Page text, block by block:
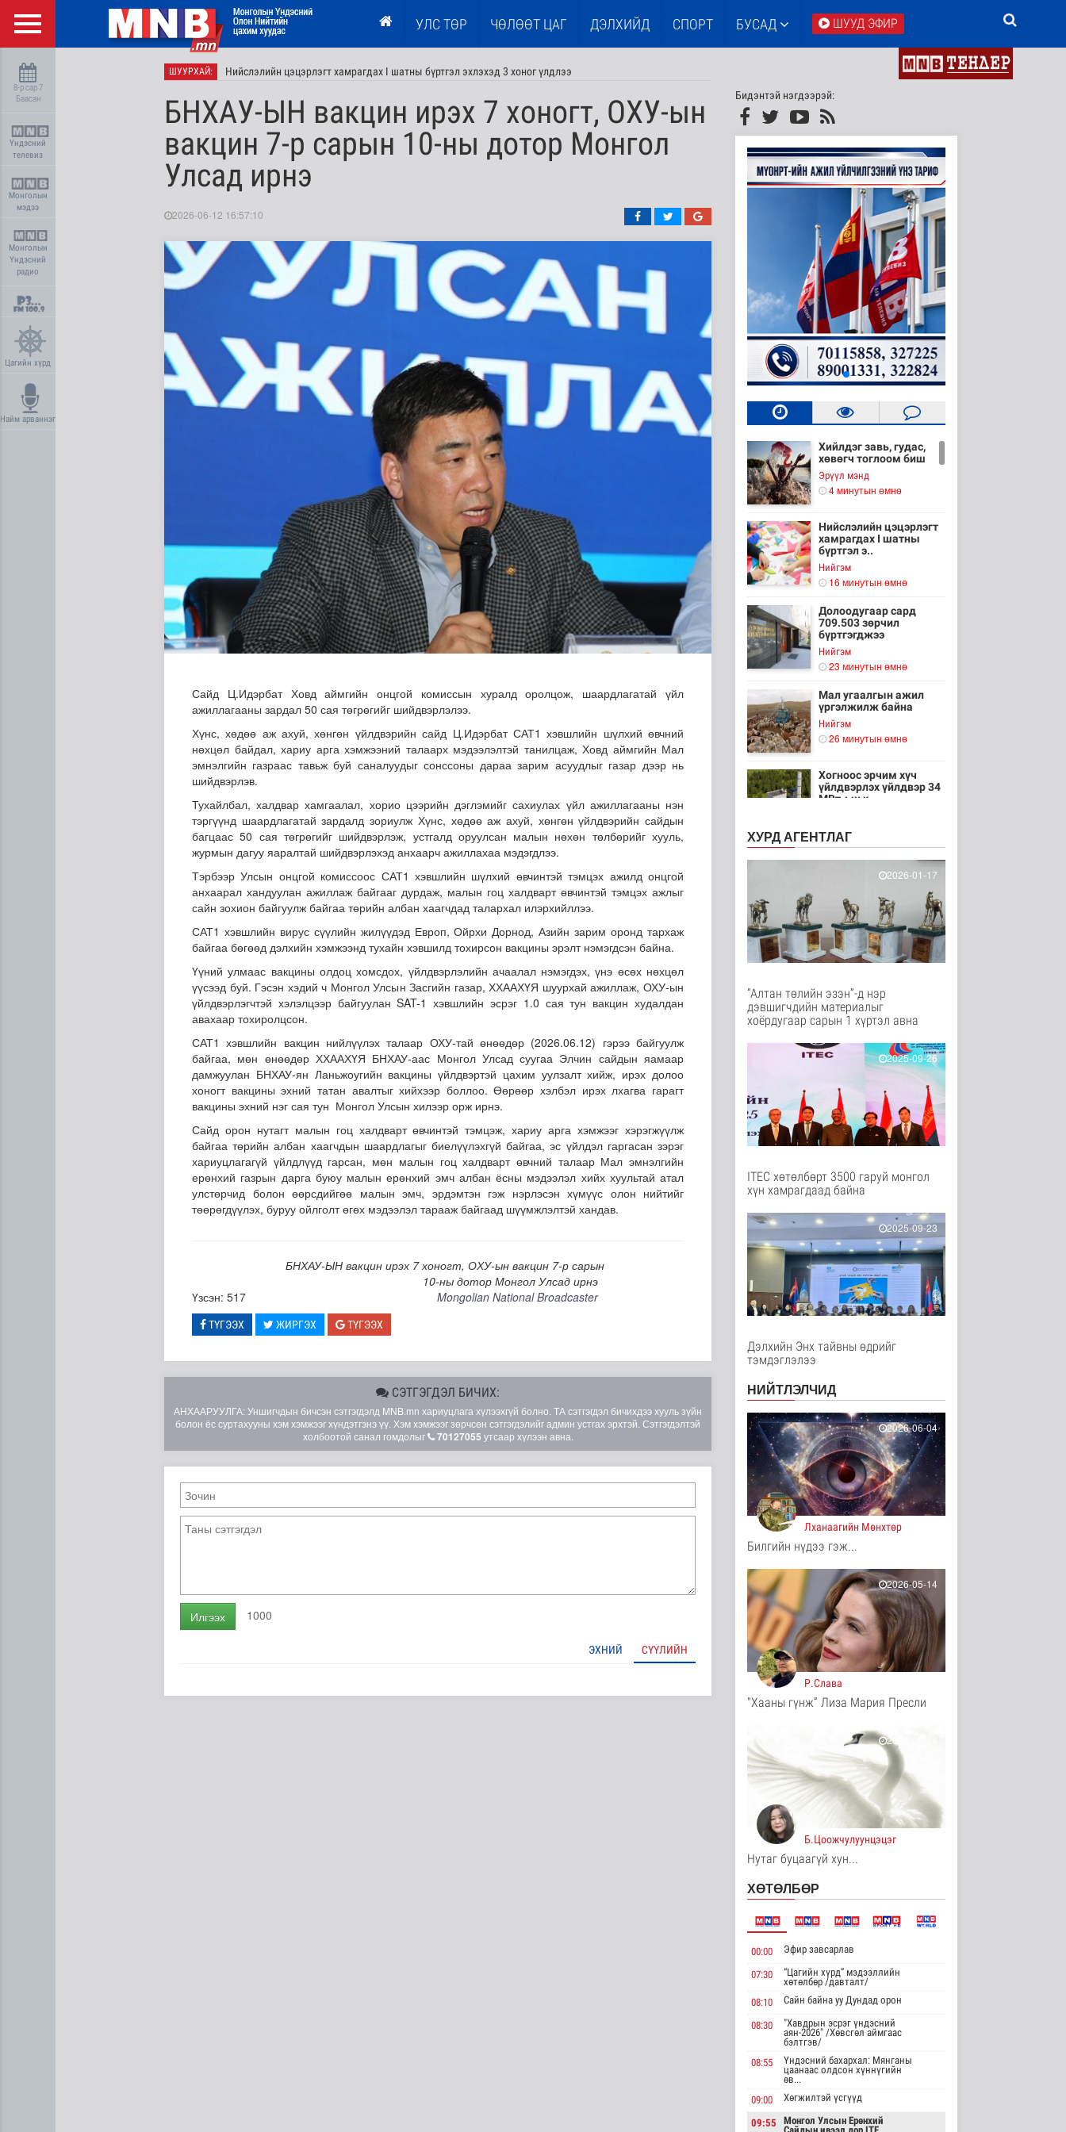
УЛС ТӨР ЧӨЛӨӨТ ЦАГ ДЭЛХИЙД СПОРТ БУСАД ШУУД ЭФИР
8-р сар 7
Баасан
Үндэсний
телевиз
Монголын
мэдээ
Монголын
Үндэсний
радио
Цагийн хүрд
Найм арваннэг
ШУУРХАЙ: Нийслэлийн цэцэрлэгт хамрагдах I шатны бүртгэл эхлэхэд 3 хоног үлдлээ
Долоодугаар сард 709.503 зөрчил бүртгэгджээ
Хогноос эрчим хүч үйлдвэрлэх үйлдвэр 34 МВт-ын хүчин чадалтайгаар ажиллана
БНХАУ-ЫН вакцин ирэх 7 хоногт, ОХУ-ын
вакцин 7-р сарын 10-ны дотор Монгол
Улсад ирнэ
2026-06-12 16:57:10
Сайд Ц.Идэрбат Ховд аймгийн онцгой комиссын хуралд оролцож, шаардлагатай үйл
ажиллагааны зардал 50 сая төгрөгийг шийдвэрлэлээ.
Хүнс, хөдөө аж ахуй, хөнгөн үйлдвэрийн сайд Ц.Идэрбат САТ1 хэвшлийн шүлхий өвчний
нөхцөл байдал, хариу арга хэмжээний талаарх мэдээлэлтэй танилцаж, Ховд аймгийн Мал
эмнэлгийн газраас тавьж буй саналуудыг сонссоны дараа зарим асуудлыг газар дээр нь
шийдвэрлэв.
Тухайлбал, халдвар хамгаалал, хорио цээрийн дэглэмийг сахиулах үйл ажиллагааны нэн
тэргүүнд шаардлагатай зардалд зориулж Хүнс, хөдөө аж ахуй, хөнгөн үйлдвэрийн сайдын
багцаас 50 сая төгрөгийг шийдвэрлэж, устгалд оруулсан малын нөхөн төлбөрийг хууль,
журмын дагуу яаралтай шийдвэрлэхэд анхаарч ажиллахаа мэдэгдлээ.
Тэрбээр Улсын онцгой комиссоос САТ1 хэвшлийн шүлхий өвчинтэй тэмцэх ажилд онцгой
анхаарал хандуулан ажиллаж байгааг дурдаж, малын гоц халдварт өвчинтэй тэмцэх ажлыг
сайн зохион байгуулж байгаа төрийн албан хаагчдад талархал илэрхийллээ.
САТ1 хэвшлийн вирус сүүлийн жилүүдэд Европ, Ойрхи Дорнод, Азийн зарим оронд тархаж
байгаа бөгөөд дэлхийн хэмжээнд тухайн хэвшилд тохирсон вакцины эрэлт нэмэгдсэн байна.
Үүний улмаас вакцины олдоц хомсдох, үйлдвэрлэлийн ачаалал нэмэгдэх, үнэ өсөх нөхцөл
үүсээд буй. Гэсэн хэдий ч Монгол Улсын Засгийн газар, ХХААХҮЯ шуурхай ажиллаж, ОХУ-ын
үйлдвэрлэгчтэй хэлэлцээр байгуулан SAT-1 хэвшлийн эсрэг 1.0 сая тун вакцин худалдан
авахаар тохиролцсон.
САТ1 хэвшлийн вакцин нийлүүлэх талаар ОХУ-тай өнөөдөр (2026.06.12) гэрээ байгуулж
байгаа, мөн өнөөдөр ХХААХҮЯ БНХАУ-аас Монгол Улсад суугаа Элчин сайдын яамаар
дамжуулан БНХАУ-ян Ланьжоугийн вакцины үйлдвэртэй цахим уулзалт хийж, ирэх долоо
хоногт вакцины эхний татан авалтыг хийхээр боллоо. Өөрөөр хэлбэл ирэх лхагва гарагт
вакцины эхний нэг сая тун Монгол Улсын хилээр орж ирнэ.
Сайд орон нутагт малын гоц халдварт өвчинтэй тэмцэж, хариу арга хэмжээг хэрэгжүүлж
байгаа төрийн албан хаагчдын шаардлагыг биелүүлэхгүй байгаа, эс үйлдэл гаргасан зэрэг
хариуцлагагүй үйлдлүүд гарсан, мөн малын гоц халдварт өвчний талаар Мал эмнэлгийн
ерөнхий газрын дарга буюу малын ерөнхий эмч албан ёсны мэдээлэл хийх хуультай атал
улстөрчид болон өөрсдийгөө малын эмч, эрдэмтэн гэж нэрлэсэн хүмүүс олон нийтийг
төөрөгдүүлэх, буруу ойлголт өгөх мэдээлэл тарааж байгаад шүүмжлэлтэй хандав.
БНХАУ-ЫН вакцин ирэх 7 хоногт, ОХУ-ын вакцин 7-р сарын
10-ны дотор Монгол Улсад ирнэ
Үзсэн: 517
Mongolian National Broadcaster
ТҮГЭЭХ ЖИРГЭХ ТҮГЭЭХ
СЭТГЭГДЭЛ БИЧИХ:
АНХААРУУЛГА: Уншигчдын бичсэн сэтгэгдэлд MNB.mn хариуцлага хүлээхгүй болно. ТА сэтгэгдэл бичихдээ хууль зүйн
болон ёс суртахууны хэм хэмжээг хүндэтгэнэ үү. Хэм хэмжээг зөрчсөн сэтгэгдэлийг админ устгах эрхтэй. Сэтгэгдэлтэй
холбоотой санал гомдолыг
70127055 утсаар хүлээн авна.
Илгээх 1000
ЭХНИЙ СҮҮЛИЙН
Бидэнтэй нэгдээрэй:
Хийлдэг завь, гудас,
хөвөгч тоглоом биш
Эрүүл мэнд
4 минутын өмнө
Нийслэлийн цэцэрлэгт
хамрагдах I шатны
бүртгэл э..
Нийгэм
16 минутын өмнө
Долоодугаар сард
709.503 зөрчил
бүртгэгджээ
Нийгэм
23 минутын өмнө
Мал угаалгын ажил
үргэлжилж байна
Нийгэм
26 минутын өмнө
Хогноос эрчим хүч
үйлдвэрлэх үйлдвэр 34
МВт-ын х..
44 минутын өмнө
Монелийн гудамжны
авто замыг өнөөдрөөс
Нийгэм
49 минутын өмнө
Орон сууцны залиланд
3613 иргэн өртөж, 118
тэрбу..
1 цаг 5 минутын өмнө
Цөмийн эрчим хүчний
2050 он х..
НТТТ: 11:00-16:00
цагийн хооронд
шаардлагагүй бо..
Д.Нацагдоржийн
жилийн ойд зориулс..
Танин мэдэхүй
2 цаг 32 минутын өмнө
Хүннүгийн язгууртны
оршуулгын дурсгалт
газрууд Ю..
салбарт өр..
Улс төр
2 цаг 40 минутын өмнө
Одон орны судлаачид
нарны гадаргын
хамгийн өндөр..
Дэлхийд
2 цаг 44 минутын өмнө
Боловсролын сайд
Л.Энх-Амгалан
"Pearson" компани..
Улс төр
2 цаг 48 минутын өмнө
Б.Сэмжидмаа:
Зөвшөөрлийн шинжтэй
103 бүртгэлээс ..
Нийгэм
2 цаг 6 минутын өмнө
Төмөр замчдын
мэргэжлийн өдөрт
Нийгэм
2 цаг 25 минутын өмнө
АИ-92 авсан 7000 гаруй
иргэн тухайн өдрөө
дахин ..
3 цаг 49 минутын өмнө
Автомашины улсын
4 цаг 54 минутын өмнө
УБЦТС: Өнөөдөр
тоноглолд хийгдэх..
Нийгэм
4 цаг 58 минутын өмнө
ЦАГ АГААР:
Улаанбаатарт өдөртөө
30 хэм дулаан
Байгаль орчин
4 цаг 9 минутын өмнө
Монгол Улсын Төрийн
ХУРД АГЕНТЛАГ
2026-01-17
“Алтан төлийн эзэн”-д нэр
дэвшигчдийн материалыг
хоёрдугаар сарын 1 хүртэл авна
2025-09-26
ITEC хөтөлбөрт 3500 гаруй монгол
хүн хамрагдаад байна
2025-09-23
Дэлхийн Энх тайвны өдрийг
тэмдэглэлээ
НИЙТЛЭЛЧИД
2026-06-04
Лханаагийн Мөнхтөр
Билгийн нүдээ гэж...
2026-05-14
Р.Слава
"Хааны гүнж” Лиза Мария Пресли
2026-05-14
Б.Цоожчулуунцэцэг
Нутаг буцаагүй хун...
ХӨТӨЛБӨР
00:00 Эфир завсарлав
07:30
“Цагийн хүрд” мэдээллийн
хөтөлбөр /давталт/
08:10
Сайн байна уу Дундад орон
08:30
"Хавдрын эсрэг үндэсний
аян-2026" /Хөвсгөл аймгаас
бэлтгэв/
08:55
Үндэсний бахархал: Мянганы
цаанаас олдсон хүннүгийн
өв...
09:00
Хөгжилтэй үсгүүд
09:55
Монгол Улсын Ерөнхий